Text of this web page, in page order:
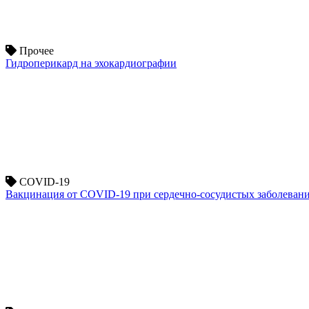
Прочее
Гидроперикард на эхокардиографии
COVID-19
Вакцинация от COVID-19 при сердечно-сосудистых